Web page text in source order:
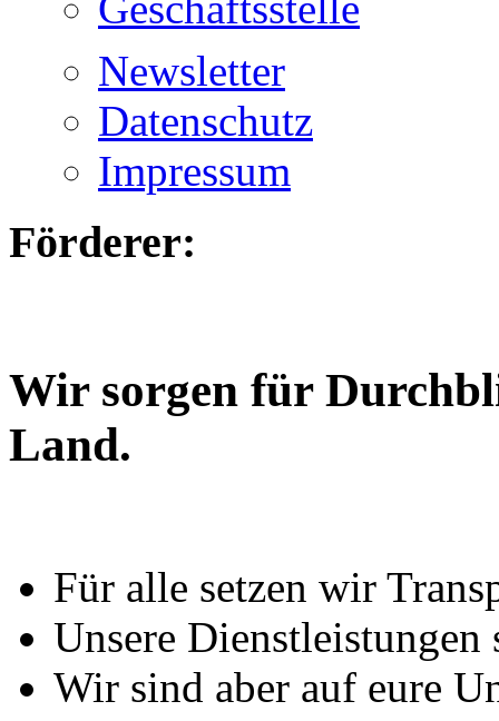
Newsletter
Datenschutz
Impressum
Förderer:
Wir sorgen für
Land.
Für alle setzen wir
Unsere Dienstleistungen
Wir sind aber auf eure